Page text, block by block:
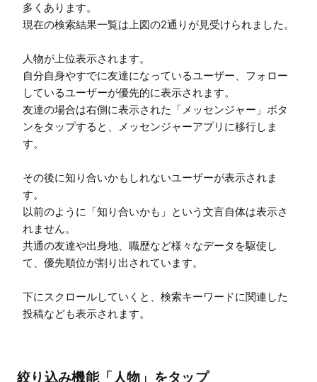
多くあります。
現在の検索結果一覧は上図の2通りが見受けられました。
人物が上位表示されます。
自分自身やすでに友達になっているユーザー、フォロー
しているユーザーが優先的に表示されます。
友達の場合は右側に表示された「メッセンジャー」ボタ
ンをタップすると、メッセンジャーアプリに移行しま
す。
その後に知り合いかもしれないユーザーが表示されま
す。
以前のように「知り合いかも」という文言自体は表示さ
れません。
共通の友達や出身地、職歴など様々なデータを駆使し
て、優先順位が割り出されています。
下にスクロールしていくと、検索キーワードに関連した
投稿なども表示されます。
絞り込み機能「人物」をタップ